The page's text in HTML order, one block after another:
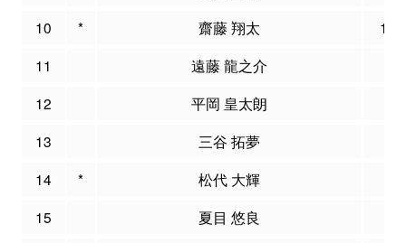
10
* 齋藤 翔太
10
11
遠藤 龍之介
12
平岡 皇太朗
13
三谷 拓夢
14
* 松代 大輝
15
夏目 悠良